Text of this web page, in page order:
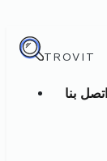
TROVIT